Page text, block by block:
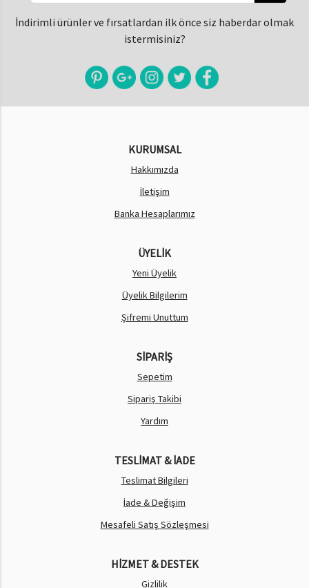
İndirimli ürünler ve fırsatlardan ilk önce siz haberdar olmak
istermisiniz?
KURUMSAL
Hakkımızda
İletişim
Banka Hesaplarımız
ÜYELİK
Yeni Üyelik
Üyelik Bilgilerim
Şifremi Unuttum
SİPARİŞ
Sepetim
Sipariş Takibi
Yardım
TESLİMAT & İADE
Teslimat Bilgileri
İade & Değişim
Mesafeli Satış Sözleşmesi
HİZMET & DESTEK
Gizlilik